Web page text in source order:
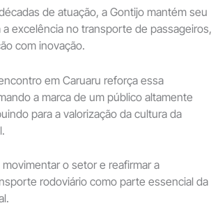
de atuação, a Gontijo mantém seu
excelência no transporte de passageiros,
com inovação.
em Caruaru reforça essa
a marca de um público altamente
para a valorização da cultura da
o setor e reafirmar a
rodoviário como parte essencial da